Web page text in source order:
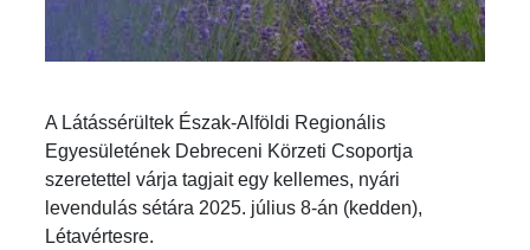
A Látássérültek Észak-Alföldi Regionális
Egyesületének Debreceni Körzeti Csoportja
szeretettel várja tagjait egy kellemes, nyári
levendulás sétára 2025. július 8-án (kedden),
Létavértesre.